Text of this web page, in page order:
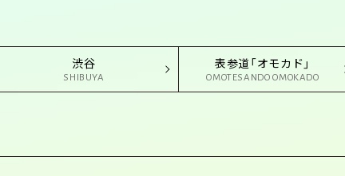
渋谷
SHIBUYA
表参道「オモカド」
OMOTESANDO OMOKADO